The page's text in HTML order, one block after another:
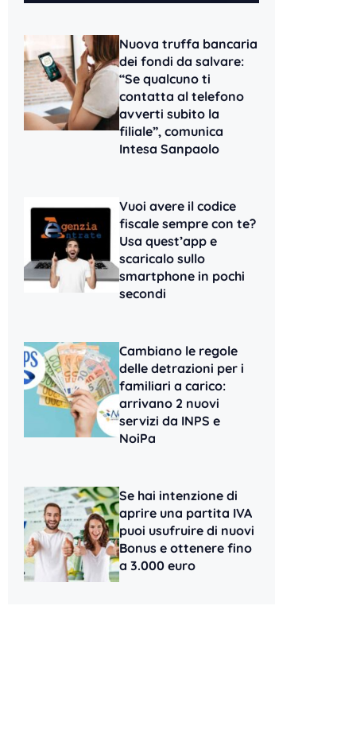
Nuova truffa bancaria
dei fondi da salvare:
“Se qualcuno ti
contatta al telefono
avverti subito la
filiale”, comunica
Intesa Sanpaolo
Vuoi avere il codice
fiscale sempre con te?
Usa quest’app e
scaricalo sullo
smartphone in pochi
secondi
Cambiano le regole
delle detrazioni per i
familiari a carico:
arrivano 2 nuovi
servizi da INPS e
NoiPa
Se hai intenzione di
aprire una partita IVA
puoi usufruire di nuovi
Bonus e ottenere fino
a 3.000 euro